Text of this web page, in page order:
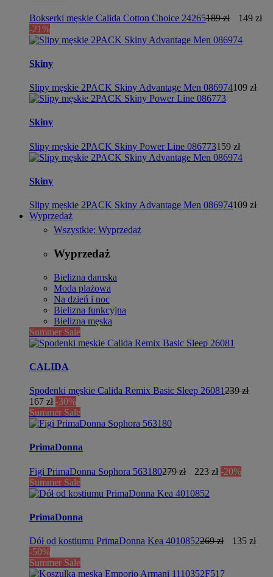
Bokserki męskie Calida Cotton Choice 24265189 zł
149 zł
-21%
Skiny
Slipy męskie 2PACK Skiny Advantage Men 086974109 zł
Skiny
Slipy męskie 2PACK Skiny Power Line 086773159 zł
Skiny
Slipy męskie 2PACK Skiny Advantage Men 086974109 zł
Wyprzedaż
Wszystkie: Wyprzedaż
Wyprzedaż
Bielizna damska
Moda plażowa
Na dzień i noc
Bielizna funkcyjna
Bielizna męska
Summer Sale
CALIDA
Spodenki męskie Calida Remix Basic Sleep 26081239 zł
167 zł -30%
Summer Sale
PrimaDonna
Figi PrimaDonna Sophora 563180279 zł 223 zł -20%
Summer Sale
PrimaDonna
Dół od kostiumu PrimaDonna Kea 4010852269 zł
135 zł
-50%
Summer Sale